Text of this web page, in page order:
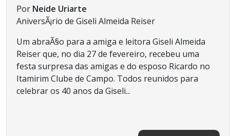
Por Neide Uriarte
AniversÃ¡rio de Giseli Almeida Reiser
Um abraÃ§o para a amiga e leitora Giseli Almeida
Reiser que, no dia 27 de fevereiro, recebeu uma
festa surpresa das amigas e do esposo Ricardo no
Itamirim Clube de Campo. Todos reunidos para
celebrar os 40 anos da Giseli...